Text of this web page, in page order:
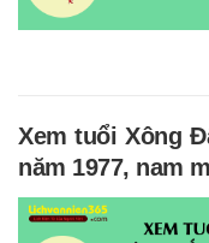
Xem tuổi Xông
năm 1977, nam